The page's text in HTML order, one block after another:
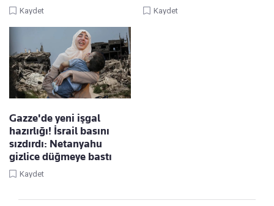
Kaydet Kaydet
Gazze'de yeni işgal
hazırlığı! İsrail basını
sızdırdı: Netanyahu
gizlice düğmeye bastı
Kaydet